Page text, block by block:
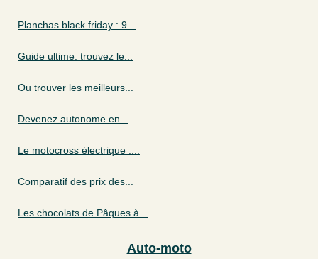
Planchas black friday : 9...
Guide ultime: trouvez le...
Ou trouver les meilleurs...
Devenez autonome en...
Le motocross électrique :...
Comparatif des prix des...
Les chocolats de Pâques à...
Auto-moto